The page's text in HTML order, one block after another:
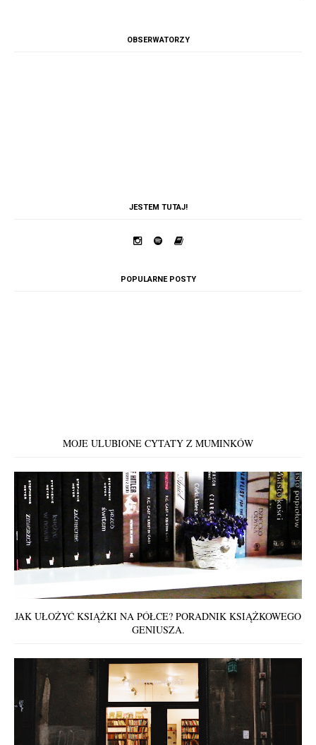
OBSERWATORZY
JESTEM TUTAJ!
POPULARNE POSTY
MOJE ULUBIONE CYTATY Z MUMINKÓW
JAK UŁOŻYĆ KSIĄŻKI NA PÓŁCE? PORADNIK KSIĄŻKOWEGO
GENIUSZA.